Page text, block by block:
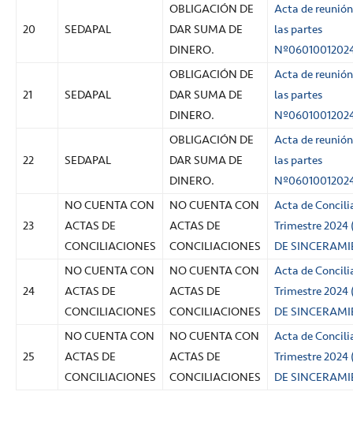
20 SEDAPAL
OBLIGACIÓN DE
DAR SUMA DE
DINERO.
Acta de
las partes
21 SEDAPAL
OBLIGACIÓN DE
DAR SUMA DE
DINERO.
Acta de
las partes
22 SEDAPAL
OBLIGACIÓN DE
DAR SUMA DE
DINERO.
Acta de
las partes
23
NO CUENTA CON
ACTAS DE
CONCILIACIONES
NO CUENTA CON
ACTAS DE
CONCILIACIONES
Acta de
Trimestre 2024
DE
24
NO CUENTA CON
ACTAS DE
CONCILIACIONES
NO CUENTA CON
ACTAS DE
CONCILIACIONES
Acta de
Trimestre 2024
DE
25
NO CUENTA CON
ACTAS DE
CONCILIACIONES
NO CUENTA CON
ACTAS DE
CONCILIACIONES
Acta de
Trimestre 2024
DE